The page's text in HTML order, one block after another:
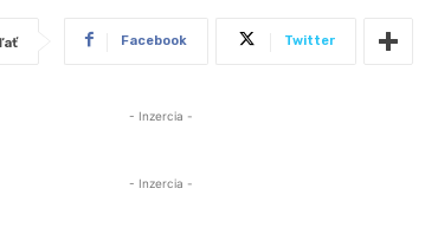
Facebook Twitter
- Inzercia -
- Inzercia -